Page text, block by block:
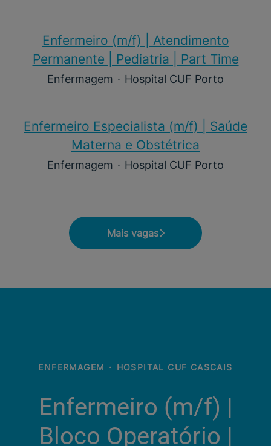
Enfermeiro (m/f)​ | Atendimento
Permanente | Pediatria | Part Time
Enfermagem · Hospital CUF Porto
Enfermeiro Especialista (m/f)​ | Saúde
Materna e Obstétrica
Enfermagem · Hospital CUF Porto
Mais vagas
ENFERMAGEM · HOSPITAL CUF CASCAIS
Enfermeiro (m/f)​ |
Bloco Operatório |